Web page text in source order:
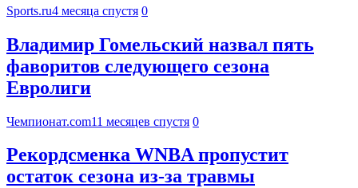
Sports.ru4 месяца спустя 0
Владимир Гомельский назвал пять
фаворитов следующего сезона
Евролиги
Чемпионат.com11 месяцев спустя 0
Рекордсменка WNBA пропустит
остаток сезона из‑за травмы